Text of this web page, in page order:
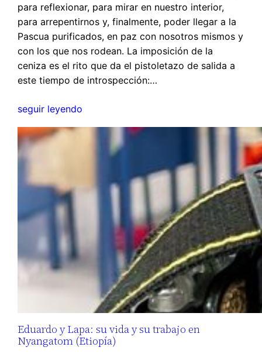
para reflexionar, para mirar en nuestro interior,
para arrepentirnos y, finalmente, poder llegar a la
Pascua purificados, en paz con nosotros mismos y
con los que nos rodean. La imposición de la
ceniza es el rito que da el pistoletazo de salida a
este tiempo de introspección:…
seguir leyendo
Eduardo y Lapa: su vida y su trabajo en
Nyangatom (Etiopía)